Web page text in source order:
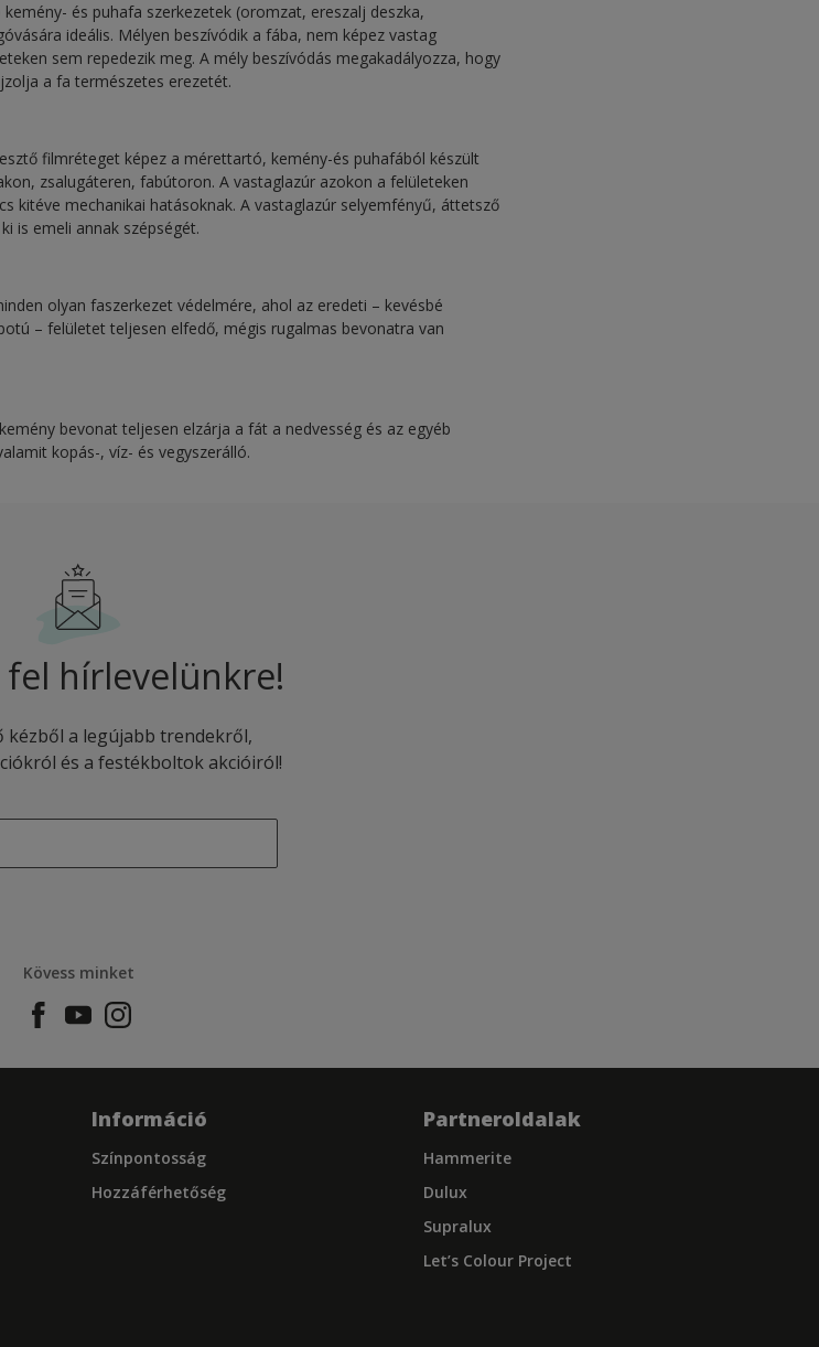
és puhafa szerkezetek (oromzat, ereszalj deszka,
ideális. Mélyen beszívódik a fába, nem képez vastag
sem repedezik meg. A mély beszívódás megakadályozza, hogy
a fa természetes erezetét.
filmréteget képez a mérettartó, kemény-és puhafából készült
zsalugáteren, fabútoron. A vastaglazúr azokon a felületeken
kitéve mechanikai hatásoknak. A vastaglazúr selyemfényű, áttetsző
is emeli annak szépségét.
olyan faszerkezet védelmére, ahol az eredeti – kevésbé
– felületet teljesen elfedő, mégis rugalmas bevonatra van
bevonat teljesen elzárja a fát a nedvesség és az egyéb
kopás-, víz- és vegyszerálló.
fel hírlevelünkre!
kézből a legújabb trendekről,
és a festékboltok akcióiról!
Kövess minket
Információ
Színpontosság
Hozzáférhetőség
Partneroldalak
Hammerite
Dulux
Supralux
Let’s Colour Project